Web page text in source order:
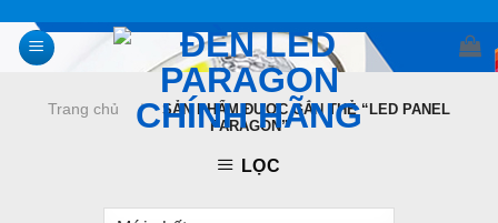
content
Trang chủ /
SẢN PHẨM ĐƯỢC GẮN THẺ “LED PANEL
PARAGON”
LỌC